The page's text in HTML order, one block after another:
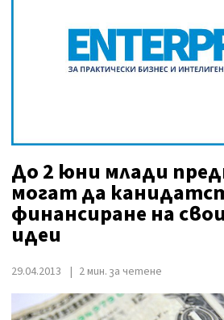
До 2 юни млади
могат да
финансиране на
идеи
29.04.2013 2 мин. за четене